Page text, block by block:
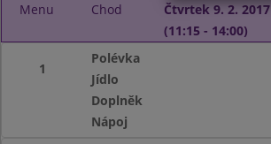
Menu Chod
Čtvrtek 9. 2. 2017
(11:15 - 14:00)
1
Polévka
Jídlo
Doplněk
Nápoj